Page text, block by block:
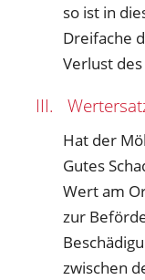
so ist in
Dreifache
Verlust
III.
Hat der
Gutes
Wert am
zur
zwischen